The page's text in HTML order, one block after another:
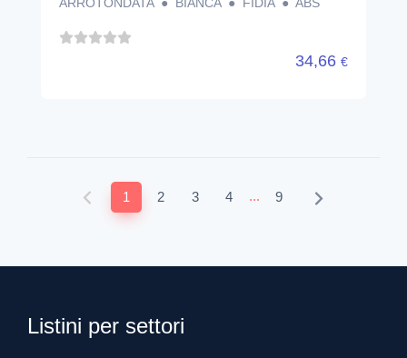
34,66 €
1 2 3 4 ... 9
Listini per settori